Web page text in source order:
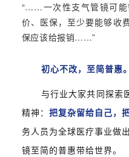
“……一次性支气管镜可
价、医保，至少要能够收
保应该给报销……”
初心不改，至简普惠。
与行业大家共同探索
精神： 把复杂留给自己，
务人员为全球医疗事业做
镜至简的普惠带给世界。